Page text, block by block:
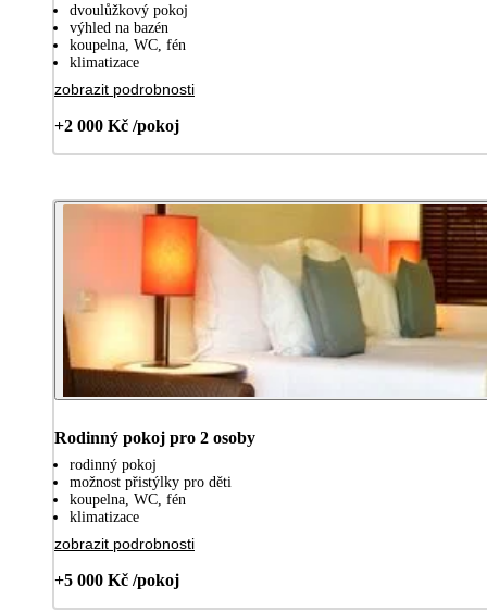
dvoulůžkový pokoj
výhled na bazén
koupelna, WC, fén
klimatizace
zobrazit podrobnosti
+2 000 Kč /pokoj
Rodinný pokoj pro 2 osoby
rodinný pokoj
možnost přistýlky pro děti
koupelna, WC, fén
klimatizace
zobrazit podrobnosti
+5 000 Kč /pokoj